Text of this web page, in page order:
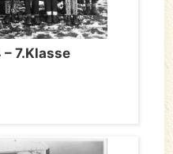
7.Klasse